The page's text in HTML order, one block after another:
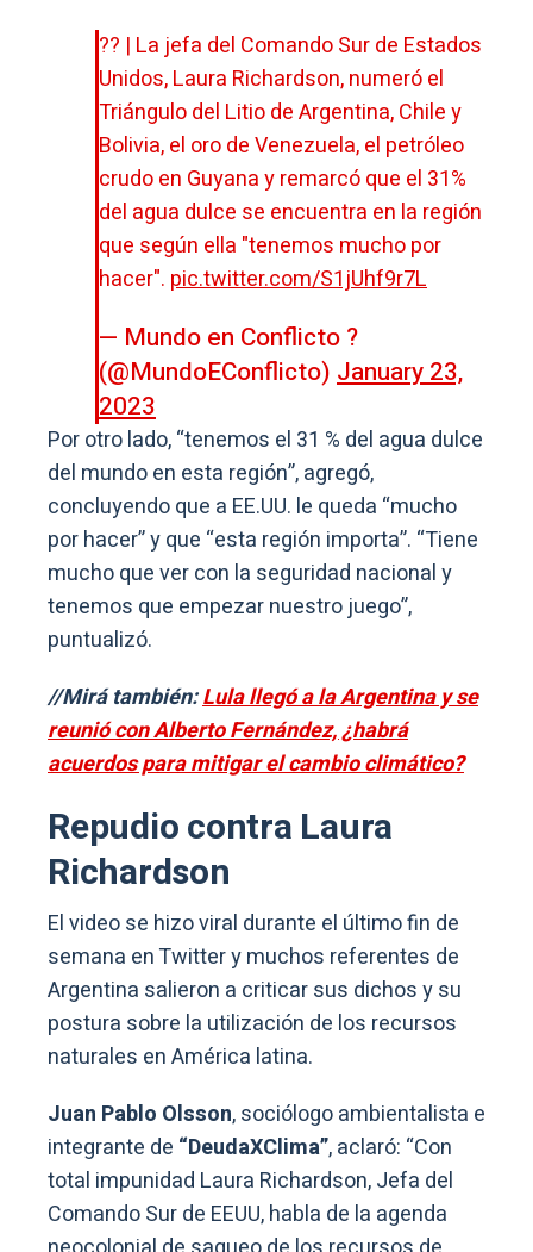
?? | La jefa del Comando Sur de Estados
Unidos, Laura Richardson, numeró el
Triángulo del Litio de Argentina, Chile y
Bolivia, el oro de Venezuela, el petróleo
crudo en Guyana y remarcó que el 31%
del agua dulce se encuentra en la región
que según ella "tenemos mucho por
hacer". pic.twitter.com/S1jUhf9r7L
— Mundo en Conflicto ?
(@MundoEConflicto) January 23,
2023
Por otro lado, “tenemos el 31 % del agua dulce
del mundo en esta región”, agregó,
concluyendo que a EE.UU. le queda “mucho
por hacer” y que “esta región importa”. “Tiene
mucho que ver con la seguridad nacional y
tenemos que empezar nuestro juego”,
puntualizó.
//Mirá también:Lula llegó a la Argentina y se
reunió con Alberto Fernández, ¿habrá
acuerdos para mitigar el cambio climático?
Repudio contra Laura
Richardson
El video se hizo viral durante el último fin de
semana en Twitter y muchos referentes de
Argentina salieron a criticar sus dichos y su
postura sobre la utilización de los recursos
naturales en América latina.
Juan Pablo Olsson, sociólogo ambientalista e
integrante de “DeudaXClima”, aclaró: “Con
total impunidad Laura Richardson, Jefa del
Comando Sur de EEUU, habla de la agenda